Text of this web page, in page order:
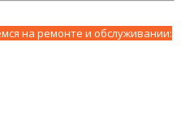
на ремонте и обслуживании: